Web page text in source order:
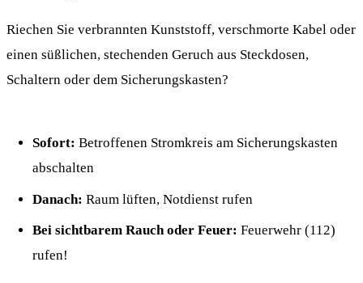
Riechen Sie verbrannten Kunststoff, verschmorte Kabel oder
einen süßlichen, stechenden Geruch aus Steckdosen,
Schaltern oder dem Sicherungskasten?
Sofort: Betroffenen Stromkreis am Sicherungskasten
abschalten
Danach: Raum lüften, Notdienst rufen
Bei sichtbarem Rauch oder Feuer: Feuerwehr (112)
rufen!